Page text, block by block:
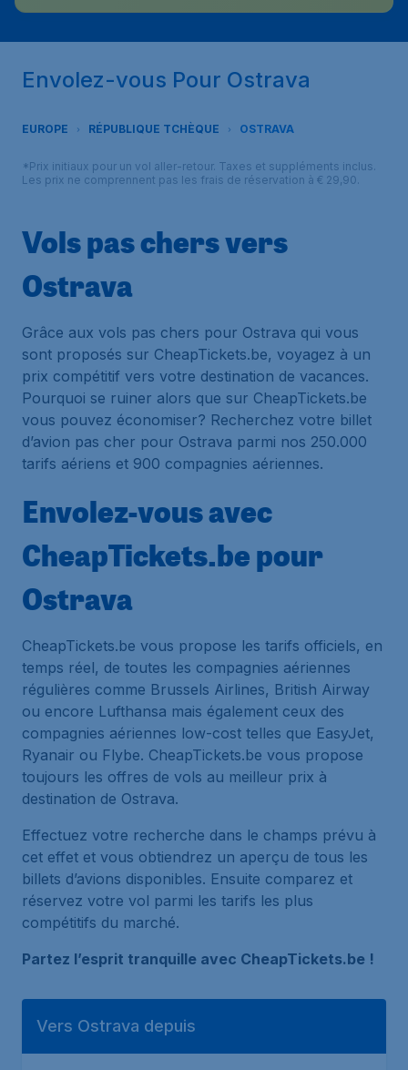
Envolez-vous Pour Ostrava
EUROPE RÉPUBLIQUE TCHÈQUE OSTRAVA
*Prix initiaux pour un vol aller-retour. Taxes et suppléments inclus.
Les prix ne comprennent pas les frais de réservation à € 29,90.
Vols pas chers vers
Ostrava
Grâce aux vols pas chers pour Ostrava qui vous
sont proposés sur CheapTickets.be, voyagez à un
prix compétitif vers votre destination de vacances.
Pourquoi se ruiner alors que sur CheapTickets.be
vous pouvez économiser? Recherchez votre billet
d’avion pas cher pour Ostrava parmi nos 250.000
tarifs aériens et 900 compagnies aériennes.
Envolez-vous avec
CheapTickets.be pour
Ostrava
CheapTickets.be vous propose les tarifs officiels, en
temps réel, de toutes les compagnies aériennes
régulières comme Brussels Airlines, British Airway
ou encore Lufthansa mais également ceux des
compagnies aériennes low-cost telles que EasyJet,
Ryanair ou Flybe. CheapTickets.be vous propose
toujours les offres de vols au meilleur prix à
destination de Ostrava.
Effectuez votre recherche dans le champs prévu à
cet effet et vous obtiendrez un aperçu de tous les
billets d’avions disponibles. Ensuite comparez et
réservez votre vol parmi les tarifs les plus
compétitifs du marché.
Partez l’esprit tranquille avec CheapTickets.be !
Vers Ostrava depuis